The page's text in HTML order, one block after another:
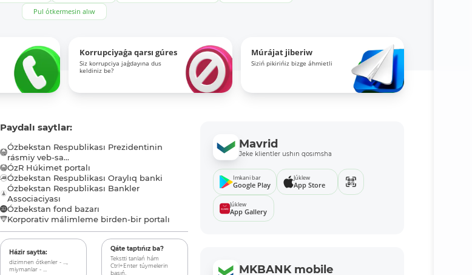
Pul ótkermesin alıw
Korrupciyaǵa qarsı gúres
Siz korrupciya jaǵdayına dus
keldiniz be?
Múrájat jiberiw
Siziń pikirińiz bizge áhmietli
Paydalı saytlar:
Ózbekstan Respublikası Prezidentinin
rásmiy veb-sa...
ÓzR Húkimet portalı
Ózbekstan Respublikası Oraylıq banki
Ózbekstan Respublikası Bankler
Associaciyası
Ózbekstan fond bazarı
Korporativ málimleme birden-bir portalı
Házir saytta:
dizimnen ótkenler - ...,
miymanlar - ...
Qáte taptıńız ba?
Tekstti tanlań hám
Ctrl+Enter túymelerin
basıń.
Mavrid
Jeke klientler ushın qosımsha
Imkani bar
Google Play
Júklew
App Store
Júklew
App Gallery
MKBANK mobile